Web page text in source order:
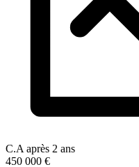
C.A après 2 ans
450 000 €